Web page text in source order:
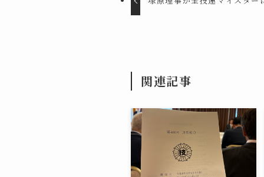
関連記事